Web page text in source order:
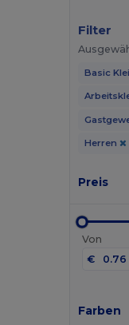
Filter
Basic
Herren
Preis
Von
€
Farben